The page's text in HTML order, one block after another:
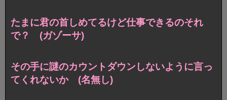
たまに君の首しめてるけど仕事できるのそれ
で？ (ガゾーサ)
その手に謎のカウントダウンしないように言っ
てくれないか (名無し)